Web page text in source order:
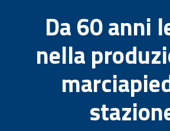
Da 60 anni
nella